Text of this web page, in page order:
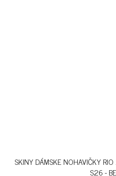
SKINY DÁMSKE NOHAVIČKY
S26 -